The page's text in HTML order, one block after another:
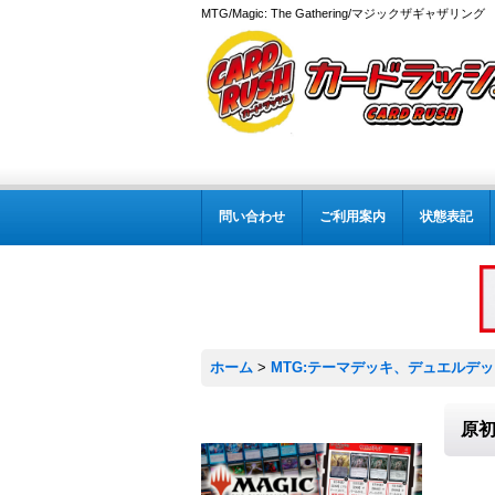
MTG/Magic: The Gathering/マジックザギャザリン
問い合わせ ご利用案内 状態表記
ホーム > MTG:テーマデッキ、デュエルデ
原